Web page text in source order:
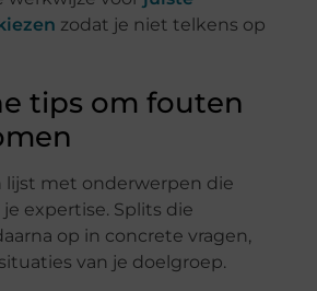
zodat je niet telkens op
tips om fouten
lijst met onderwerpen die
expertise. Splits die
op in concrete vragen,
van je doelgroep.